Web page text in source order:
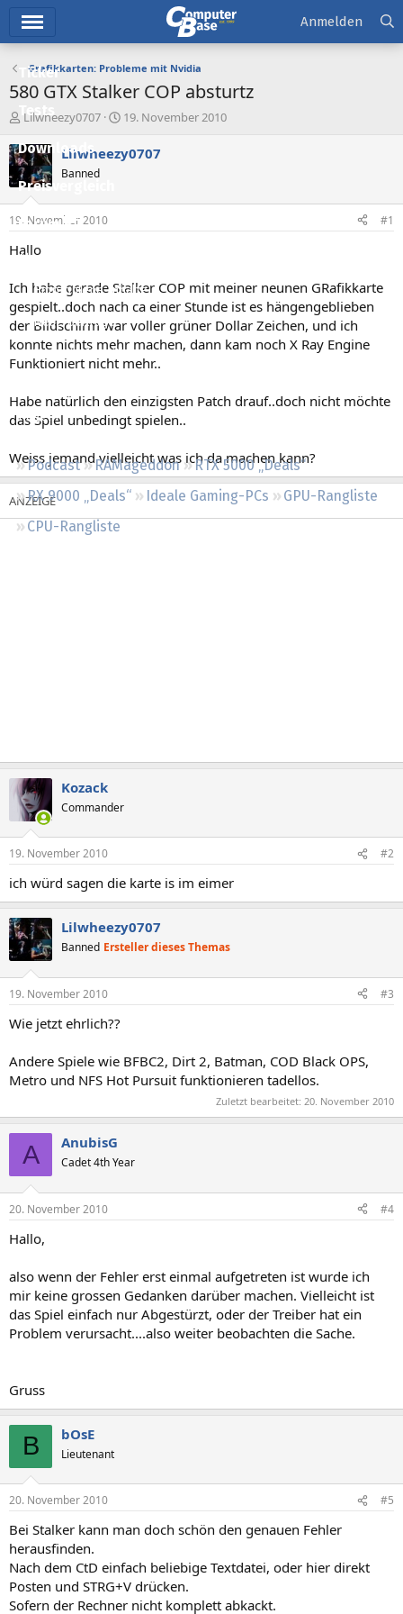
Ticker
Tests
Downloads
Preisvergleich
Forum
Aktuelles
Empfohlene Inhalte
Neue Beiträge
Neueste Aktivitäten
Regeln
Podcast RAMageddon
RTX 5000 „Deals“
RX 9000 „Deals“
Ideale Gaming-PCs
GPU-Rangliste
CPU-Rangliste
Anmelden
Grafikkarten: Probleme mit Nvidia
580 GTX Stalker COP absturtz
E
s
t
e
e
r
Lilwheezy0707
E
s
t
t
19. November 2010
Lilwheezy0707
Banned
19. November 2010 #1
Hallo
Ich habe gerade Stalker COP mit meiner neunen GRafikkarte
gespielt..doch nach ca einer Stunde ist es hängengeblieben
der Bildschirm war voller grüner Dollar Zeichen, und ich
konnte nichts mehr machen, dann kam noch X Ray Engine
Funktioniert nicht mehr..
Habe natürlich den einzigsten Patch drauf..doch nicht möchte
das Spiel unbedingt spielen..
Weiss jemand vielleicht was ich da machen kann?
Kozack
Commander
19. November 2010 #2
ich würd sagen die karte is im eimer
Lilwheezy0707
Banned Ersteller dieses Themas
19. November 2010 #3
Wie jetzt ehrlich??
Andere Spiele wie BFBC2, Dirt 2, Batman, COD Black OPS,
Metro und NFS Hot Pursuit funktionieren tadellos.
Zuletzt bearbeitet: 20. November 2010
A AnubisG
Cadet 4th Year
20. November 2010 #4
Hallo,
also wenn der Fehler erst einmal aufgetreten ist wurde ich
mir keine grossen Gedanken darüber machen. Vielleicht ist
das Spiel einfach nur Abgestürzt, oder der Treiber hat ein
Problem verursacht....also weiter beobachten die Sache.
Gruss
B bOsE
Lieutenant
20. November 2010 #5
Bei Stalker kann man doch schön den genauen Fehler
herausfinden.
Nach dem CtD einfach beliebige Textdatei, oder hier direkt
Posten und STRG+V drücken.
Sofern der Rechner nicht komplett abkackt.